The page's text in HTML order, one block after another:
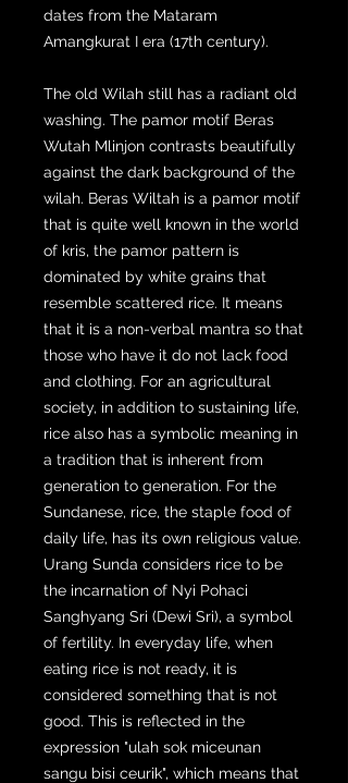
dates from the Mataram
Amangkurat I era (17th century).
The old Wilah still has a radiant old
washing. The pamor motif Beras
Wutah Mlinjon contrasts beautifully
against the dark background of the
wilah. Beras Wiltah is a pamor motif
that is quite well known in the world
of kris, the pamor pattern is
dominated by white grains that
resemble scattered rice. It means
that it is a non-verbal mantra so that
those who have it do not lack food
and clothing. For an agricultural
society, in addition to sustaining life,
rice also has a symbolic meaning in
a tradition that is inherent from
generation to generation. For the
Sundanese, rice, the staple food of
daily life, has its own religious value.
Urang Sunda considers rice to be
the incarnation of Nyi Pohaci
Sanghyang Sri (Dewi Sri), a symbol
of fertility. In everyday life, when
eating rice is not ready, it is
considered something that is not
good. This is reflected in the
expression "ulah sok miceunan
sangu bisi ceurik", which means that